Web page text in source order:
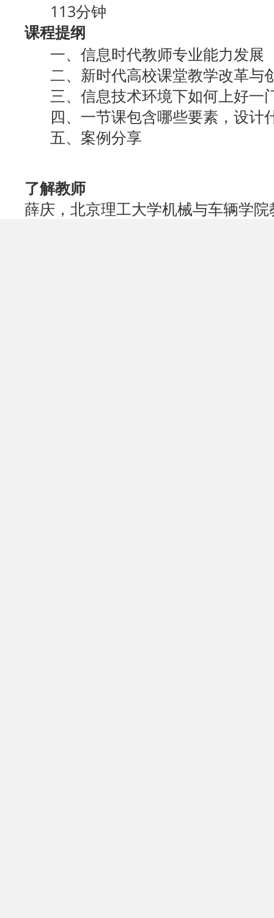
113分钟
课程提纲
一、信息时代教师专业能力发展
二、新时代高校课堂教学改革与
三、信息技术环境下如何上好一
四、一节课包含哪些要素，设计
五、案例分享
了解教师
薛庆，北京理工大学机械与车辆学院